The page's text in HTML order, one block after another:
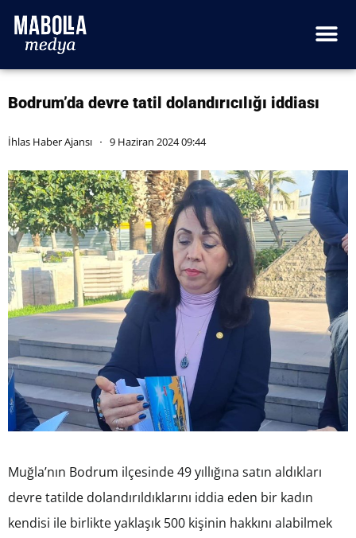
Bodrum’da devre tatil dolandırıcılığı iddiası
İhlas Haber Ajansı 9 Haziran 2024 09:44
Muğla’nın Bodrum ilçesinde 49 yıllığına satın aldıkları
devre tatilde dolandırıldıklarını iddia eden bir kadın
kendisi ile birlikte yaklaşık 500 kişinin hakkını alabilmek